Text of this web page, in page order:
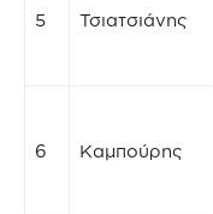
5 Τσιατσιάνης
6 Καμπούρης